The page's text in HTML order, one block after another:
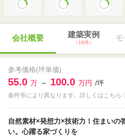
会社概要 建築実例
（16件）
参考価格(坪単価)
55.0 万 ～ 100.0 万円 /坪
条件等により異なります。詳しくはこちら
自然素材×発想力×技術力！住まいの
い。心躍る家づくりを